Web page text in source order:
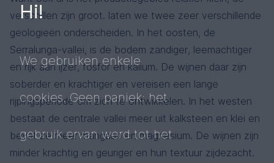
verschillen zijn groot. laten we twee zeer verschillende
geologieën onderscheiden. In het oosten, de
Serralunga-vallei, is de bodem zandiger, leemachtiger
en rijk aan ijzer, fosfor en kalium. De wijnen daar zijn
soberder en krachtiger en vereisen een lange
rijpingsperiode om zich te ontwikkelen. In het westen
bestaat de centrale vallei meer uit kalksteen en klei en
bevat ze meer mangaan en magnesium. De wijnen zijn
minder krachtig en geuriger en hun textuur zijdezacht.
Hi!
We gebruiken enkele
cookies. Geen paniek: het
gebruik ervan werd tot het